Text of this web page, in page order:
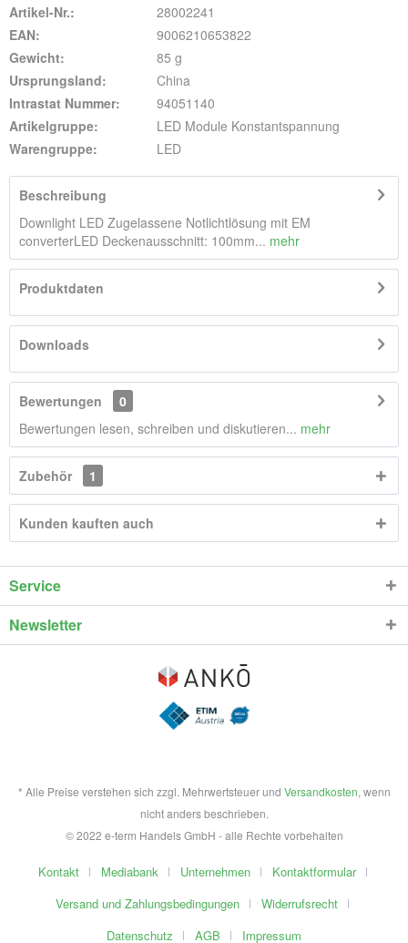
Artikel-Nr.:
28002241
EAN:
9006210653822
Gewicht:
85 g
Ursprungsland:
China
Intrastat Nummer:
94051140
Artikelgruppe:
LED Module Konstantspannung
Warengruppe:
LED
Beschreibung
Downlight LED Zugelassene Notlichtlösung mit EM
converterLED Deckenausschnitt: 100mm... mehr
Produktdaten
Downloads
Bewertungen
0
Bewertungen lesen, schreiben und diskutieren... mehr
Zubehör 1
Kunden kauften auch
Service
Newsletter
* Alle Preise verstehen sich zzgl. Mehrwertsteuer und Versandkosten, wenn
nicht anders beschrieben.
© 2022 e-term Handels GmbH - alle Rechte vorbehalten
Kontakt Mediabank Unternehmen
Kontaktformular
Versand und Zahlungsbedingungen
Widerrufsrecht
Datenschutz
AGB Impressum